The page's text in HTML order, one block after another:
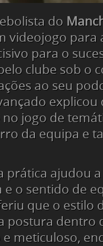
do
videojogo para
para o
clube sob o
ao seu
explicou
no jogo de
da equipa e
prática ajudou
e o sentido de
que o estilo
postura dentro
meticuloso,